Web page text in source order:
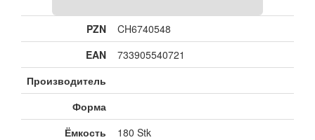
PZN
CH6740548
EAN
733905540721
Производитель
Форма
Ёмкость
180 Stk